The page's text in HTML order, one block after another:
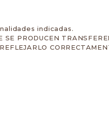
indicadas.
PRODUCEN